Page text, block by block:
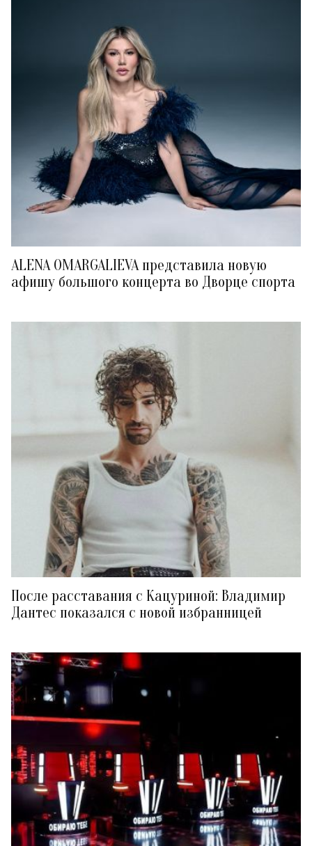
ALENA OMARGALIEVA представила новую
афишу большого концерта во Дворце спорта
После расставания с Кацуриной: Владимир
Дантес показался с новой избранницей